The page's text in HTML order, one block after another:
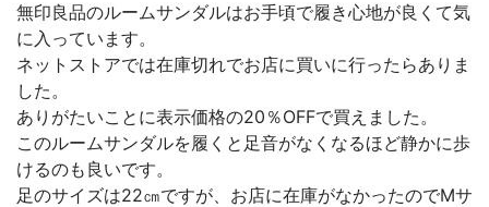
無印良品のルームサンダルはお手頃で履き心地が良くて気
に入っています。
ネットストアでは在庫切れでお店に買いに行ったらありま
した。
ありがたいことに表示価格の20％OFFで買えました。
このルームサンダルを履くと足音がなくなるほど静かに歩
けるのも良いです。
足のサイズは22㎝ですが、お店に在庫がなかったのでMサ